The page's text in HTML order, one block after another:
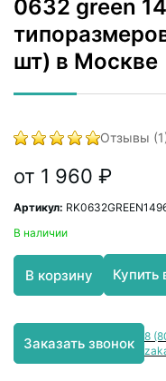
0632 green
шт) в Москве
Отзывы
от 1 960 ₽
Артикул:
В наличии
В корзину Купить
Заказать звонок
8